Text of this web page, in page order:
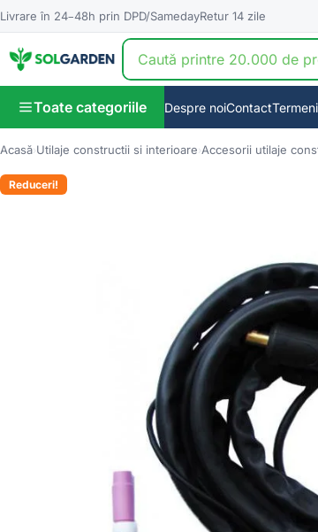
Livrare în 24–48h prin DPD/SamedayRetur 14 zile
Toate categoriile Despre noiContact
Acasă Utilaje constructii si interioare Accesorii utilaje
Reduceri!